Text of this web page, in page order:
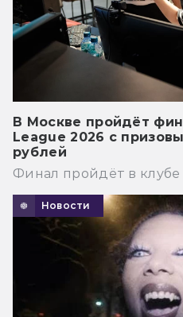
В Москве пройдёт
League 2026 с
рублей
Финал пройдёт в клубе
Новости